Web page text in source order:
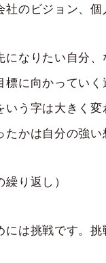
のビジョン、個
になりたい自分
標に向かってい
う字は大きく
かは自分の強い
り返し）
には挑戦です。